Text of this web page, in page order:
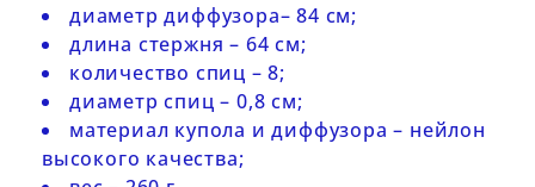
диаметр диффузора– 84 см;
длина стержня – 64 см;
количество спиц – 8;
диаметр спиц – 0,8 см;
материал купола и диффузора – нейлон
высокого качества;